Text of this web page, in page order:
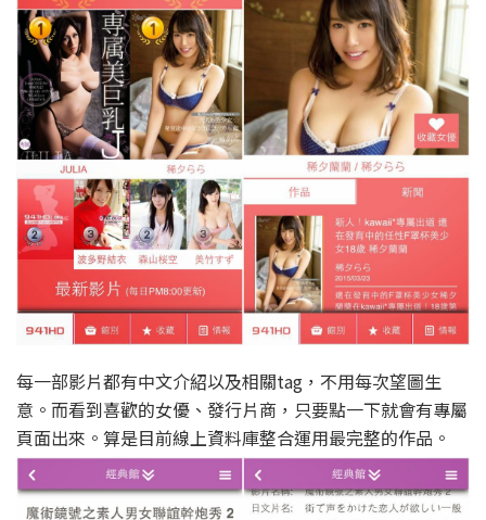
每一部影片都有中文介紹以及相關tag，不用每次望圖生
意。而看到喜歡的女優、發行片商，只要點一下就會有專屬
頁面出來。算是目前線上資料庫整合運用最完整的作品。